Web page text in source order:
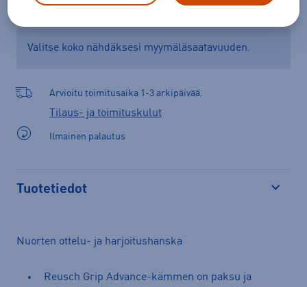
Verkkokauppa: Ei saatavilla Myymälät: Saatavilla
Valitse koko nähdäksesi myymäläsaatavuuden.
Arvioitu toimitusaika 1-3 arkipäivää.
Tilaus- ja toimituskulut
Ilmainen palautus
Tuotetiedot
Nuorten ottelu- ja harjoitushanska
Reusch Grip Advance-kämmen on paksu ja